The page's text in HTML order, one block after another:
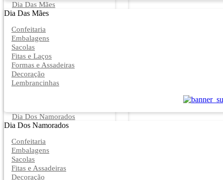
Dia Das Mães
Dia Das Mães
Confeitaria
Embalagens
Sacolas
Fitas e Laços
Formas e Assadeiras
Decoração
Lembrancinhas
Dia Dos Namorados
Dia Dos Namorados
Confeitaria
Embalagens
Sacolas
Fitas e Assadeiras
Decoração